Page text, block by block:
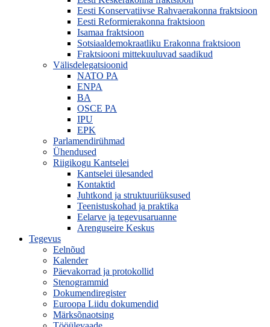
Eesti Konservatiivse Rahvaerakonna fraktsioon
Eesti Reformierakonna fraktsioon
Isamaa fraktsioon
Sotsiaaldemokraatliku Erakonna fraktsioon
Fraktsiooni mittekuuluvad saadikud
Välisdelegatsioonid
NATO PA
ENPA
BA
OSCE PA
IPU
EPK
Parlamendirühmad
Ühendused
Riigikogu Kantselei
Kantselei ülesanded
Kontaktid
Juhtkond ja struktuuriüksused
Teenistuskohad ja praktika
Eelarve ja tegevusaruanne
Arenguseire Keskus
Tegevus
Eelnõud
Kalender
Päevakorrad ja protokollid
Stenogrammid
Dokumendiregister
Euroopa Liidu dokumendid
Märksõnaotsing